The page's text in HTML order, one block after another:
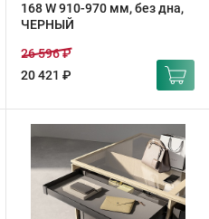
168 W 910-970 мм, без дна,
ЧЕРНЫЙ
20 421 ₽
26 596 ₽